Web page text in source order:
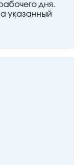
дня.
указанный